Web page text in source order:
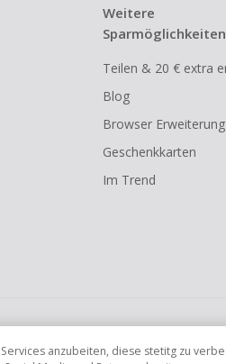
Weitere
Sparmöglichkeiten
Teilen & 20 € extra
Blog
Browser Erweiterung
Geschenkkarten
Im Trend
UK US CN JP FR
anzubeiten, diese stetitg zu